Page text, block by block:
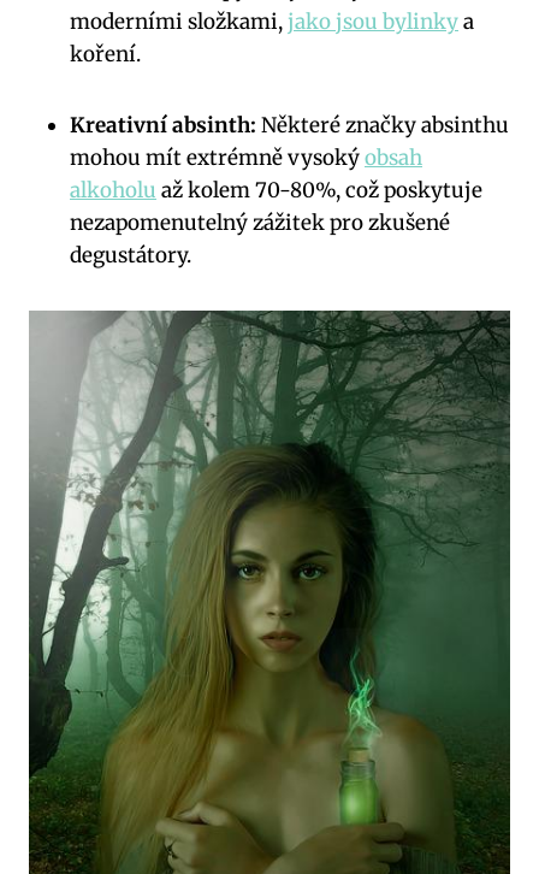
moderními složkami,jako jsou bylinkya
koření.
Kreativní absinth: Některé značky⁣ absinthu⁢
mohou mít extrémně vysokýobsah
alkoholu až kolem‌ 70-80%, což⁤ poskytuje
nezapomenutelný zážitek pro zkušené⁣
degustátory.